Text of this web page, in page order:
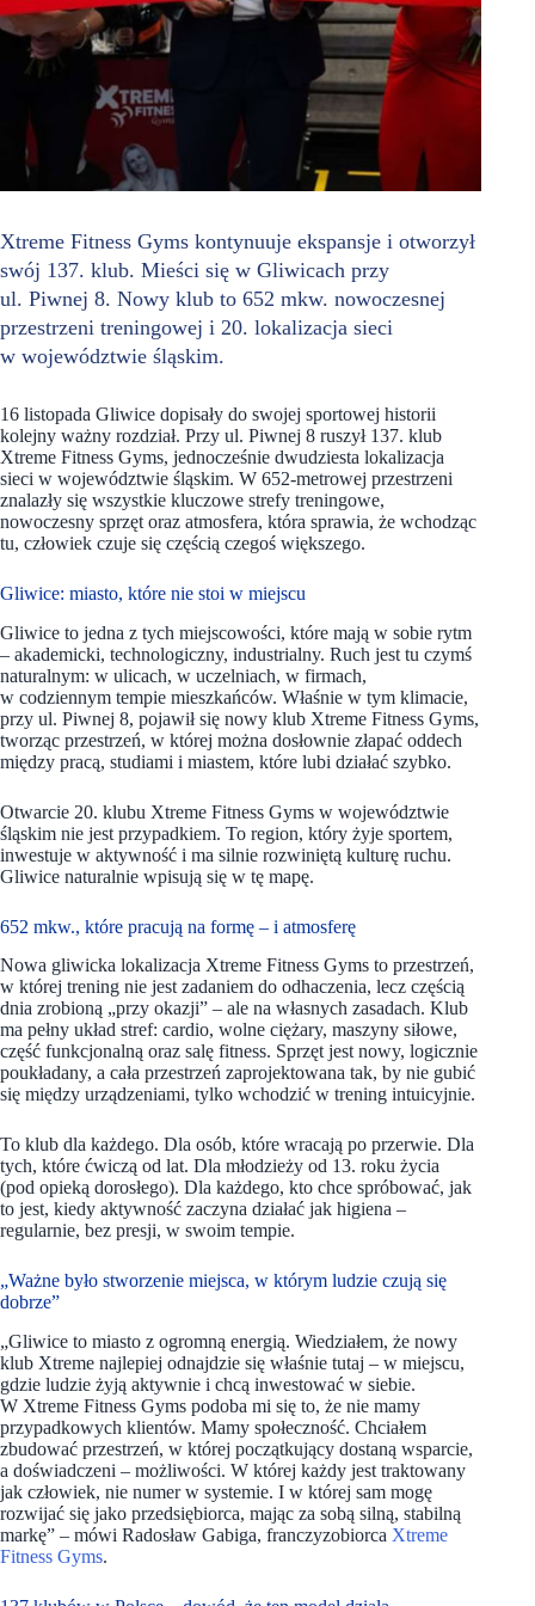
Xtreme Fitness Gyms kontynuuje ekspansje i otworzył
swój 137. klub. Mieści się w Gliwicach przy
ul. Piwnej 8. Nowy klub to 652 mkw. nowoczesnej
przestrzeni treningowej i 20. lokalizacja sieci
w województwie śląskim.
16 listopada Gliwice dopisały do swojej sportowej historii
kolejny ważny rozdział. Przy ul. Piwnej 8 ruszył 137. klub
Xtreme Fitness Gyms, jednocześnie dwudziesta lokalizacja
sieci w województwie śląskim. W 652-metrowej przestrzeni
znalazły się wszystkie kluczowe strefy treningowe,
nowoczesny sprzęt oraz atmosfera, która sprawia, że wchodząc
tu, człowiek czuje się częścią czegoś większego.
Gliwice: miasto, które nie stoi w miejscu
Gliwice to jedna z tych miejscowości, które mają w sobie rytm
– akademicki, technologiczny, industrialny. Ruch jest tu czymś
naturalnym: w ulicach, w uczelniach, w firmach,
w codziennym tempie mieszkańców. Właśnie w tym klimacie,
przy ul. Piwnej 8, pojawił się nowy klub Xtreme Fitness Gyms,
tworząc przestrzeń, w której można dosłownie złapać oddech
między pracą, studiami i miastem, które lubi działać szybko.
Otwarcie 20. klubu Xtreme Fitness Gyms w województwie
śląskim nie jest przypadkiem. To region, który żyje sportem,
inwestuje w aktywność i ma silnie rozwiniętą kulturę ruchu.
Gliwice naturalnie wpisują się w tę mapę.
652 mkw., które pracują na formę – i atmosferę
Nowa gliwicka lokalizacja Xtreme Fitness Gyms to przestrzeń,
w której trening nie jest zadaniem do odhaczenia, lecz częścią
dnia zrobioną „przy okazji” – ale na własnych zasadach. Klub
ma pełny układ stref: cardio, wolne ciężary, maszyny siłowe,
część funkcjonalną oraz salę fitness. Sprzęt jest nowy, logicznie
poukładany, a cała przestrzeń zaprojektowana tak, by nie gubić
się między urządzeniami, tylko wchodzić w trening intuicyjnie.
To klub dla każdego. Dla osób, które wracają po przerwie. Dla
tych, które ćwiczą od lat. Dla młodzieży od 13. roku życia
(pod opieką dorosłego). Dla każdego, kto chce spróbować, jak
to jest, kiedy aktywność zaczyna działać jak higiena –
regularnie, bez presji, w swoim tempie.
„Ważne było stworzenie miejsca, w którym ludzie czują się
dobrze”
„Gliwice to miasto z ogromną energią. Wiedziałem, że nowy
klub Xtreme najlepiej odnajdzie się właśnie tutaj – w miejscu,
gdzie ludzie żyją aktywnie i chcą inwestować w siebie.
W Xtreme Fitness Gyms podoba mi się to, że nie mamy
przypadkowych klientów. Mamy społeczność. Chciałem
zbudować przestrzeń, w której początkujący dostaną wsparcie,
a doświadczeni – możliwości. W której każdy jest traktowany
jak człowiek, nie numer w systemie. I w której sam mogę
rozwijać się jako przedsiębiorca, mając za sobą silną, stabilną
markę” – mówi Radosław Gabiga, franczyzobiorca Xtreme
Fitness Gyms.